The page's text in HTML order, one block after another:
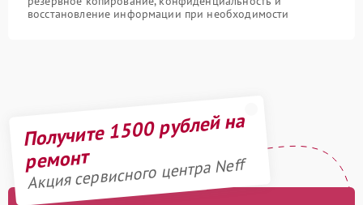
восстановление информации при необходимости
Получите 1500 рублей на
ремонт
Акция сервисного центра Neff